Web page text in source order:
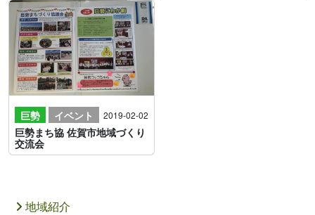
巨勢 イベント 2019-02-02
巨勢まち協 佐賀市地域づくり
交流会
地域紹介